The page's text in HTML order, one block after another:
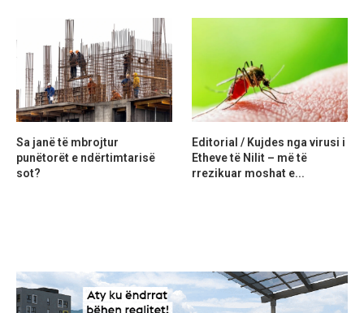
Sa janë të mbrojtur
punëtorët e ndërtimtarisë
sot?
Editorial / Kujdes nga virusi i
Etheve të Nilit – më të
rrezikuar moshat e...